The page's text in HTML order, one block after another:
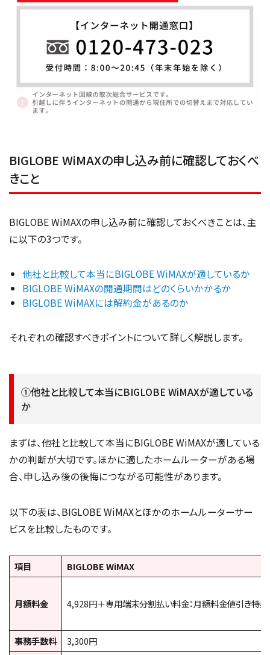
BIGLOBE WiMAXの申し込み前に確認しておくべ
きこと
BIGLOBE WiMAXの申し込み前に確認しておくべきことは、主
に以下の3つです。
他社と比較して本当にBIGLOBE WiMAXが適しているか
BIGLOBE WiMAXの開通期間はどのくらいかかるか
BIGLOBE WiMAXには解約金があるのか
それぞれの確認すべきポイントについて詳しく解説します。
①他社と比較して本当にBIGLOBE WiMAXが適している
か
まずは、他社と比較して本当にBIGLOBE WiMAXが適している
かの判断が大切です。ほかに適したホームルーターがある場
合、申し込み後の後悔につながる可能性があります。
以下の表は、BIGLOBE WiMAXとほかのホームルーターサー
ビスを比較したものです。
項目 BIGLOBE WiMAX
月額料金 4,928円＋専用端末分割払い料金：月額料金値引き特
事務手数料 3,300円